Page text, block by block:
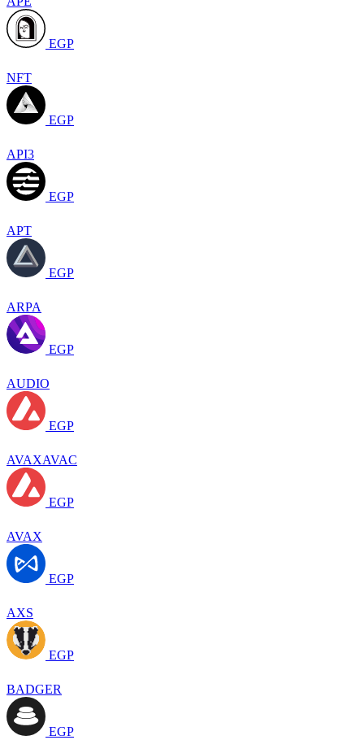
EGP
NFT
EGP
API3
EGP
APT
EGP
ARPA
EGP
AUDIO
EGP
AVAXAVAC
EGP
AVAX
EGP
AXS
EGP
BADGER
EGP